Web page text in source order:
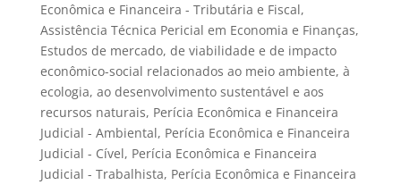
Econômica e Financeira - Tributária e Fiscal,
Assistência Técnica Pericial em Economia e Finanças,
Estudos de mercado, de viabilidade e de impacto
econômico-social relacionados ao meio ambiente, à
ecologia, ao desenvolvimento sustentável e aos
recursos naturais, Perícia Econômica e Financeira
Judicial - Ambiental, Perícia Econômica e Financeira
Judicial - Cível, Perícia Econômica e Financeira
Judicial - Trabalhista, Perícia Econômica e Financeira